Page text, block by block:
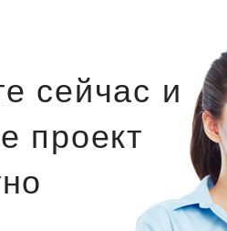
сейчас и
проект